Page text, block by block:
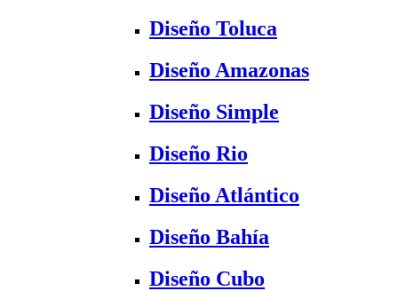
Diseño Toluca
Diseño Amazonas
Diseño Simple
Diseño Rio
Diseño Atlántico
Diseño Bahía
Diseño Cubo